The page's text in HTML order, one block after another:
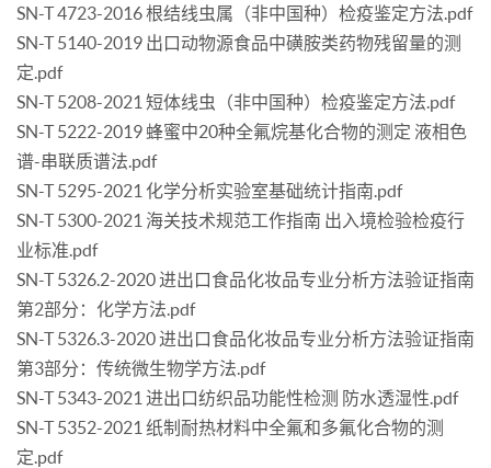
SN-T 4723-2016 根结线虫属（非中国种）检疫鉴定方法.pdf
SN-T 5140-2019 出口动物源食品中磺胺类药物残留量的测
定.pdf
SN-T 5208-2021 短体线虫（非中国种）检疫鉴定方法.pdf
SN-T 5222-2019 蜂蜜中20种全氟烷基化合物的测定 液相色
谱-串联质谱法.pdf
SN-T 5295-2021 化学分析实验室基础统计指南.pdf
SN-T 5300-2021 海关技术规范工作指南 出入境检验检疫行
业标准.pdf
SN-T 5326.2-2020 进出口食品化妆品专业分析方法验证指南
第2部分：化学方法.pdf
SN-T 5326.3-2020 进出口食品化妆品专业分析方法验证指南
第3部分：传统微生物学方法.pdf
SN-T 5343-2021 进出口纺织品功能性检测 防水透湿性.pdf
SN-T 5352-2021 纸制耐热材料中全氟和多氟化合物的测
定.pdf